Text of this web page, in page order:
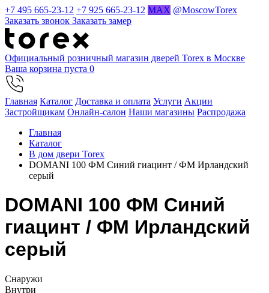
+7 495 665-23-12 +7 925 665-23-12 MAX @MoscowTorex
Заказать звонок Заказать замер
Официальный розничный магазин дверей Torex в Москве
Ваша корзина пуста 0
Главная Каталог Доставка и оплата Услуги Акции
Застройщикам Онлайн-салон Наши магазины Распродажа
Главная
Каталог
В дом двери Torex
DOMANI 100 ФМ Синий гиацинт / ФМ Ирландский
серый
DOMANI 100 ФМ Синий
гиацинт / ФМ Ирландский
серый
Cнаружи
Внутри